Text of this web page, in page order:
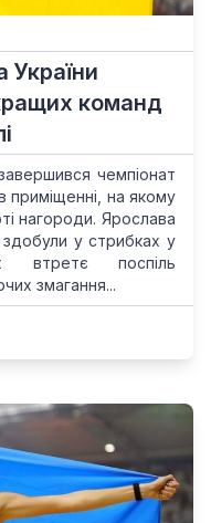
України
команд
чемпіонат
приміщенні, на якому
нагороди. Ярослава
здобули у стрибках у
втретє поспіль
змагання...